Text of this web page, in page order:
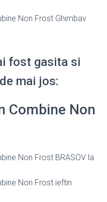
Non Frost Ghimbav
fost gasita si
mai jos:
Combine Non
Non Frost BRASOV la
Non Frost ieftin